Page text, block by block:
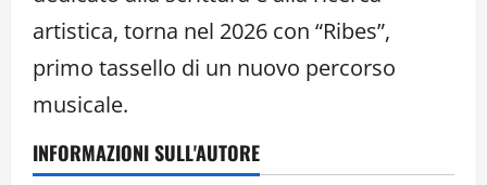
artistica, torna nel 2026 con “Ribes”,
primo tassello di un nuovo percorso
musicale.
INFORMAZIONI SULL'AUTORE